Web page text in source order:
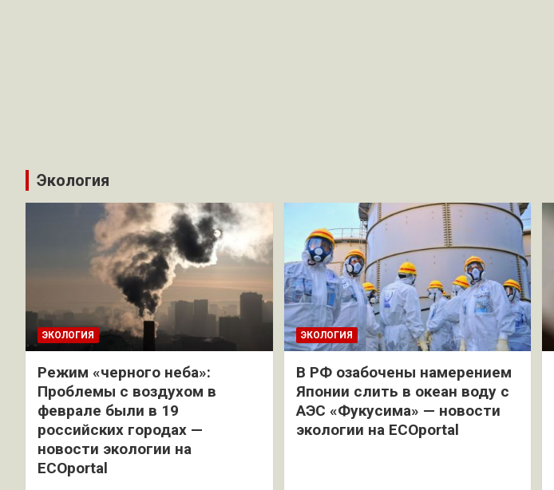
Экология
ЭКОЛОГИЯ
Режим «черного неба»:
Проблемы с воздухом в
феврале были в 19
российских городах —
новости экологии на
ECOportal
ЭКОЛОГИЯ
В РФ озабочены намерением
Японии слить в океан воду с
АЭС «Фукусима» — новости
экологии на ECOportal